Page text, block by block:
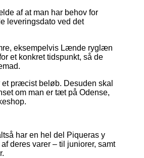
af at man har behov for
leveringsdato ved det
eksempelvis Lænde ryglæn
et konkret tidspunkt, så de
præcist beløb. Desuden skal
om man er tæt på Odense,
har en hel del Piqueras y
deres varer – til juniorer, samt